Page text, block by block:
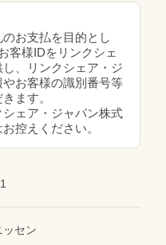
お支払を目的とし
客様IDをリンクシェ
、リンクシェア・ジ
お客様の識別番号等
ます。
ェア・ジャパン株式
控えください。
ッセン